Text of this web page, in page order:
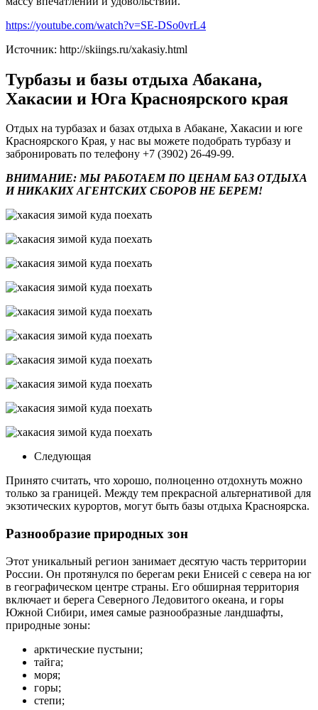
https://youtube.com/watch?v=SE-DSo0vrL4
Источник: http://skiings.ru/xakasiy.html
Турбазы и базы отдыха Абакана,
Хакасии и Юга Красноярского края
Отдых на турбазах и базах отдыха в Абакане, Хакасии и юге
Красноярского Края, у нас вы можете подобрать турбазу и
забронировать по телефону +7 (3902) 26-49-99.
ВНИМАНИЕ: МЫ РАБОТАЕМ ПО ЦЕНАМ БАЗ ОТДЫХА
И НИКАКИХ АГЕНТСКИХ СБОРОВ НЕ БЕРЕМ!
Следующая
Принято считать, что хорошо, полноценно отдохнуть можно
только за границей. Между тем прекрасной альтернативой для
экзотических курортов, могут быть базы отдыха Красноярска.
Разнообразие природных зон
Этот уникальный регион занимает десятую часть территории
России. Он протянулся по берегам реки Енисей с севера на юг
в географическом центре страны. Его обширная территория
включает и берега Северного Ледовитого океана, и горы
Южной Сибири, имея самые разнообразные ландшафты,
природные зоны:
арктические пустыни;
тайга;
моря;
горы;
степи;